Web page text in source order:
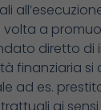
a
diretto
finanziaria
ad es.